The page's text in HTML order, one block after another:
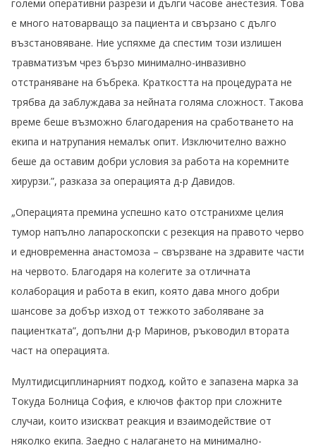
големи оперативни разрези и дълги часове анестезия. Това
е много натоварващо за пациента и свързано с дълго
възстановяване. Ние успяхме да спестим този излишен
травматизъм чрез бързо минимално-инвазивно
отстраняване на бъбрека. Краткостта на процедурата не
трябва да заблуждава за нейната голяма сложност. Такова
време беше възможно благодарения на сработването на
екипа и натрупания немалък опит. Изключително важно
беше да оставим добри условия за работа на коремните
хирурзи.”, разказа за операцията д-р Давидов.
„Операцията премина успешно като отстранихме целия
тумор напълно лапароскопски с резекция на правото черво
и едновременна анастомоза – свързване на здравите части
на червото. Благодаря на колегите за отличната
колаборация и работа в екип, която дава много добри
шансове за добър изход от тежкото заболяване за
пациентката”, допълни д-р Маринов, ръководил втората
част на операцията.
Мултидисциплинарният подход, който е запазена марка за
Токуда Болница София, е ключов фактор при сложните
случаи, които изискват реакция и взаимодействие от
няколко екипа. Заедно с налагането на минимално-